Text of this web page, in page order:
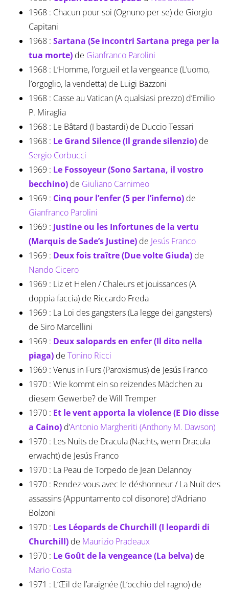
1968 : Chacun pour soi (Ognuno per se) de Giorgio
Capitani
1968 : Sartana (Se incontri Sartana prega per la
tua morte)de Gianfranco Parolini
1968 : L’Homme, l’orgueil et la vengeance (L’uomo,
l’orgoglio, la vendetta) de Luigi Bazzoni
1968 : Casse au Vatican (A qualsiasi prezzo) d’Emilio
P. Miraglia
1968 : Le Bâtard (I bastardi) de Duccio Tessari
1968 : Le Grand Silence (Il grande silenzio) de
Sergio Corbucci
1969 : Le Fossoyeur (Sono Sartana, il vostro
becchino) de Giuliano Carnimeo
1969 : Cinq pour l’enfer (5 per l’inferno) de
Gianfranco Parolini
1969 : Justine ou les Infortunes de la vertu
(Marquis de Sade’s Justine) de Jesús Franco
1969 : Deux fois traître (Due volte Giuda)de
Nando Cicero
1969 : Liz et Helen / Chaleurs et jouissances (A
doppia faccia) de Riccardo Freda
1969 : La Loi des gangsters (La legge dei gangsters)
de Siro Marcellini
1969 : Deux salopards en enfer (Il dito nella
piaga)de Tonino Ricci
1969 : Venus in Furs (Paroxismus) de Jesús Franco
1970 : Wie kommt ein so reizendes Mädchen zu
diesem Gewerbe? de Will Tremper
1970 : Et le vent apporta la violence (E Dio disse
a Caino)d’Antonio Margheriti (Anthony M. Dawson)
1970 : Les Nuits de Dracula (Nachts, wenn Dracula
erwacht) de Jesús Franco
1970 : La Peau de Torpedo de Jean Delannoy
1970 : Rendez-vous avec le déshonneur / La Nuit des
assassins (Appuntamento col disonore) d’Adriano
Bolzoni
1970 : Les Léopards de Churchill (I leopardi di
Churchill)de Maurizio Pradeaux
1970 : Le Goût de la vengeance (La belva)de
Mario Costa
1971 : L’Œil de l’araignée (L’occhio del ragno) de